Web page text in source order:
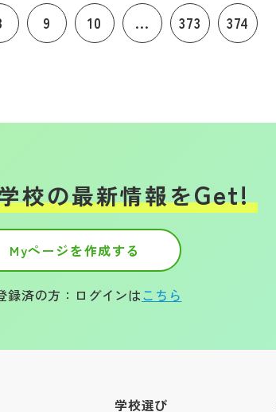
9 10 ... 373 374
校の最新情報をGet!
Myページを作成する
録済の方：ログインはこちら
学校選び